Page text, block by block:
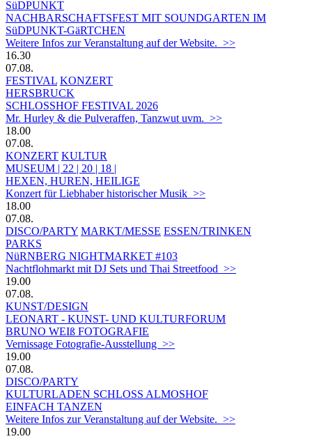
SüDPUNKT
NACHBARSCHAFTSFEST MIT SOUNDGARTEN IM
SüDPUNKT-GäRTCHEN
Weitere Infos zur Veranstaltung auf der Website. >>
16.30
07.08.
FESTIVAL KONZERT
HERSBRUCK
SCHLOSSHOF FESTIVAL 2026
Mr. Hurley & die Pulveraffen, Tanzwut uvm. >>
18.00
07.08.
KONZERT KULTUR
MUSEUM | 22 | 20 | 18 |
HEXEN, HUREN, HEILIGE
Konzert für Liebhaber historischer Musik >>
18.00
07.08.
DISCO/PARTY MARKT/MESSE ESSEN/TRINKEN
PARKS
NüRNBERG NIGHTMARKET #103
Nachtflohmarkt mit DJ Sets und Thai Streetfood >>
19.00
07.08.
KUNST/DESIGN
LEONART - KUNST- UND KULTURFORUM
BRUNO WEIß FOTOGRAFIE
Vernissage Fotografie-Ausstellung >>
19.00
07.08.
DISCO/PARTY
KULTURLADEN SCHLOSS ALMOSHOF
EINFACH TANZEN
Weitere Infos zur Veranstaltung auf der Website. >>
19.00